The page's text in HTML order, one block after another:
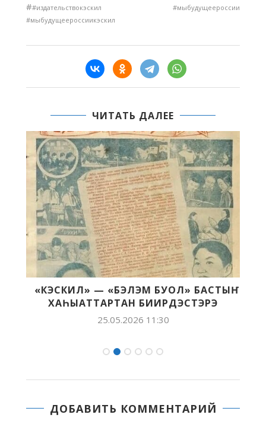
##издательствокэскил #мыбудущеероссии
#мыбудущеероссиикэскил
ЧИТАТЬ ДАЛЕЕ
«КЭСКИЛ» — «БЭЛЭМ БУОЛ» БАСТЫҤ
ХАҺЫАТТАРТАН БИИРДЭСТЭРЭ
25.05.2026 11:30
ДОБАВИТЬ КОММЕНТАРИЙ